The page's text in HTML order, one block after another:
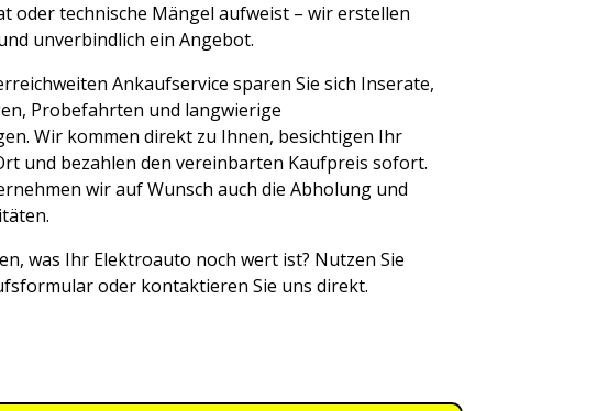
oder technische Mängel aufweist – wir erstellen
unverbindlich ein Angebot.
Ankaufservice sparen Sie sich Inserate,
Probefahrten und langwierige
Wir kommen direkt zu Ihnen, besichtigen Ihr
und bezahlen den vereinbarten Kaufpreis sofort.
wir auf Wunsch auch die Abholung und
was Ihr Elektroauto noch wert ist? Nutzen Sie
oder kontaktieren Sie uns direkt.